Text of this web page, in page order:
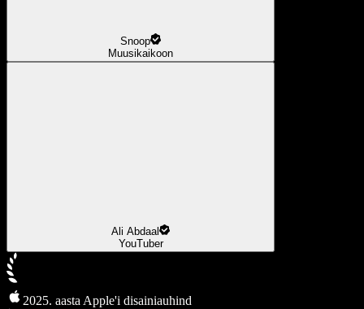
Snoop
Muusikaikoon
Ali Abdaal
YouTuber
2025. aasta Apple'i disainiauhind